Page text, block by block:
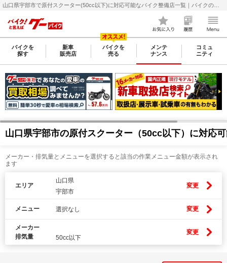
バイクを
探す
新車
販売店
バイクを
売る
メンテ
ナンス
コミュ
ニティ
山口県宇部市の原付スクーター（50cc以下）に対応
メーカー・排気量とメニューを選択すると該当の作業メニュー金額が表示され
ます
エリア
山口県
宇部市
変更
メニュー 選択なし 変更
メーカー
排気量
50cc以下
変更